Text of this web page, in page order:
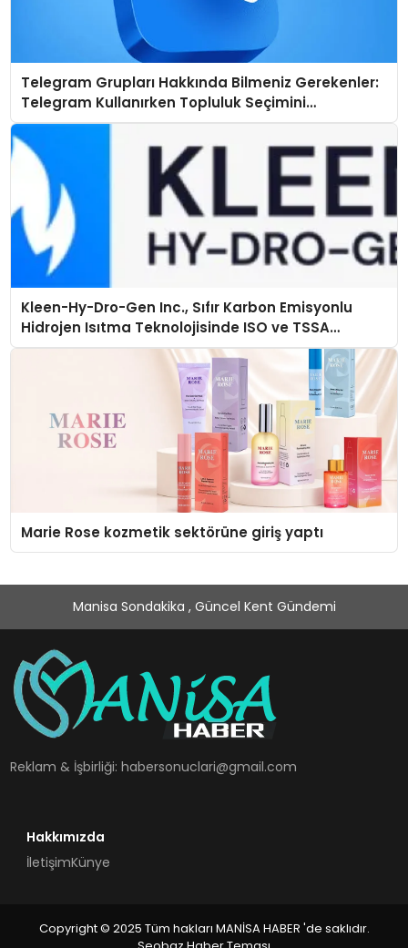
Telegram Grupları Hakkında Bilmeniz Gerekenler:
Telegram Kullanırken Topluluk Seçimini
Kolaylaştırın
Kleen-Hy-Dro-Gen Inc., Sıfır Karbon Emisyonlu
Hidrojen Isıtma Teknolojisinde ISO ve TSSA
Düzenleyici Onaylarını Aldı
Marie Rose kozmetik sektörüne giriş yaptı
Manisa Sondakika , Güncel Kent Gündemi
Reklam & İşbirliği:habersonuclari@gmail.com
Hakkımızda
İletişimKünye
Copyright © 2025 Tüm hakları MANİSA HABER 'de saklıdır.